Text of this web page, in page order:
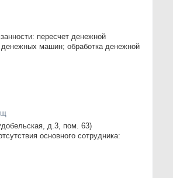
пересчет денежной
денежных машин; обработка денежной
д.3, пом. 63)
основного сотрудника: